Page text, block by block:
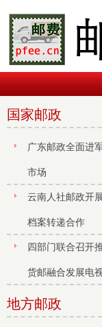
国家邮政
广东邮政全面进
市场
云南人社邮政开
档案转递合作
四部门联合召开
货邮融合发展电
地方邮政